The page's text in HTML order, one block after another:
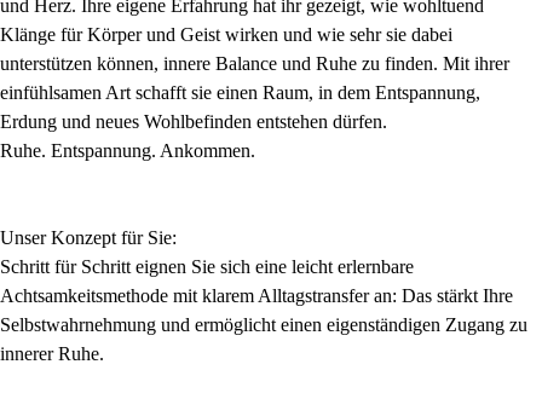
und Herz. Ihre eigene Erfahrung hat ihr gezeigt, wie wohltuend
Klänge für Körper und Geist wirken und wie sehr sie dabei
unterstützen können, innere Balance und Ruhe zu finden. Mit ihrer
einfühlsamen Art schafft sie einen Raum, in dem Entspannung,
Erdung und neues Wohlbefinden entstehen dürfen.
Ruhe. Entspannung. Ankommen.
Unser Konzept für Sie:
Schritt für Schritt eignen Sie sich eine leicht erlernbare
Achtsamkeitsmethode mit klarem Alltagstransfer an: Das stärkt Ihre
Selbstwahrnehmung und ermöglicht einen eigenständigen Zugang zu
innerer Ruhe.